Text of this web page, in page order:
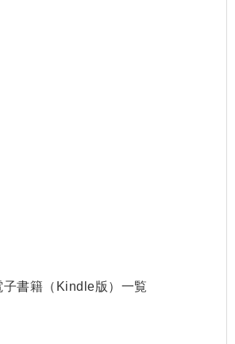
子書籍（Kindle版）一覧